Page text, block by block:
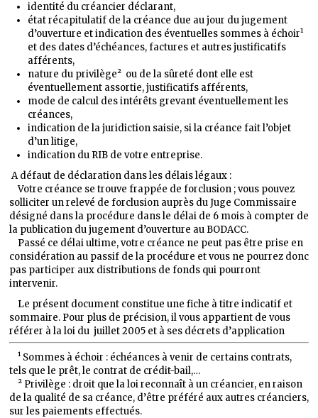
identité du créancier déclarant,
état récapitulatif de la créance due au jour du jugement
d’ouverture et indication des éventuelles sommes à échoir¹
et des dates d’échéances, factures et autres justificatifs
afférents,
nature du privilège² ou de la sûreté dont elle est
éventuellement assortie, justificatifs afférents,
mode de calcul des intérêts grevant éventuellement les
créances,
indication de la juridiction saisie, si la créance fait l’objet
d’un litige,
indication du RIB de votre entreprise.
A défaut de déclaration dans les délais légaux :
Votre créance se trouve frappée de forclusion ; vous pouvez
solliciter un relevé de forclusion auprès du Juge Commissaire
désigné dans la procédure dans le délai de 6 mois à compter de
la publication du jugement d’ouverture au BODACC.
Passé ce délai ultime, votre créance ne peut pas être prise en
considération au passif de la procédure et vous ne pourrez donc
pas participer aux distributions de fonds qui pourront
intervenir.
Le présent document constitue une fiche à titre indicatif et
sommaire. Pour plus de précision, il vous appartient de vous
référer à la loi du juillet 2005 et à ses décrets d’application
¹ Sommes à échoir : échéances à venir de certains contrats,
tels que le prêt, le contrat de crédit-bail,…
² Privilège : droit que la loi reconnaît à un créancier, en raison
de la qualité de sa créance, d’être préféré aux autres créanciers,
sur les paiements effectués.